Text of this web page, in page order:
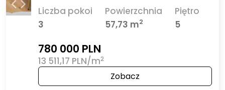
Liczba pokoi
3
Powierzchnia
57,73 m2
Piętro
5
780 000 PLN
13 511,17 PLN/m2
Zobacz